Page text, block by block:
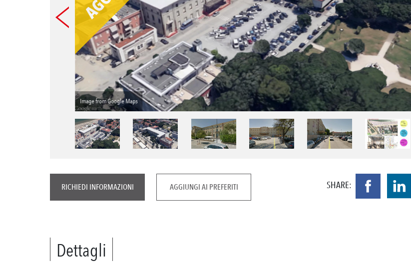
Image from Google Maps
RICHIEDI INFORMAZIONI AGGIUNGI AI PREFERITI SHARE:
Dettagli